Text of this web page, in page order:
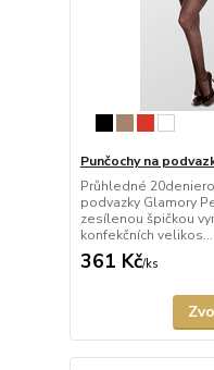
Punčochy na
Průhledné
podvazky Glamory
zesílenou špičkou
konfekčních velikos...
361 Kč/ks